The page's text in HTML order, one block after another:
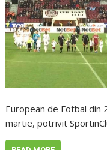
European de Fotbal din
martie, potrivit